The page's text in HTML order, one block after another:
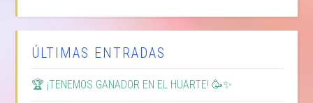
ÚLTIMAS ENTRADAS
🏆 ¡TENEMOS GANADOR EN EL HUARTE! 🥳✨